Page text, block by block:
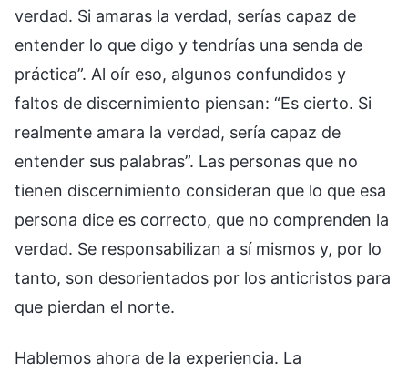
verdad. Si amaras la verdad, serías capaz de
entender lo que digo y tendrías una senda de
práctica”. Al oír eso, algunos confundidos y
faltos de discernimiento piensan: “Es cierto. Si
realmente amara la verdad, sería capaz de
entender sus palabras”. Las personas que no
tienen discernimiento consideran que lo que esa
persona dice es correcto, que no comprenden la
verdad. Se responsabilizan a sí mismos y, por lo
tanto, son desorientados por los anticristos para
que pierdan el norte.
Hablemos ahora de la experiencia. La